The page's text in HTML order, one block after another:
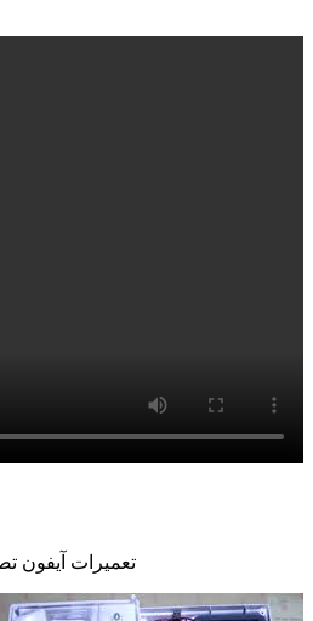
تعمیرات آیفون